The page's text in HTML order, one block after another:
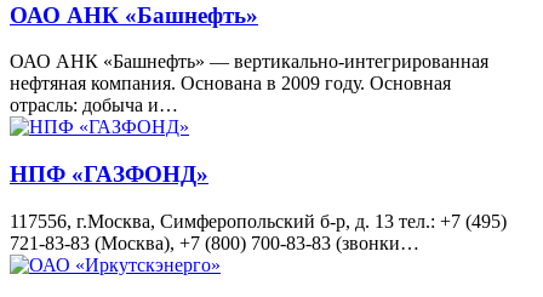
ОАО АНК «Башнефть»
ОАО АНК «Башнефть» — вертикально-интегрированная
нефтяная компания. Основана в 2009 году. Основная
отрасль: добыча и…
НПФ «ГАЗФОНД»
117556, г.Москва, Симферопольский б-р, д. 13 тел.: +7 (495)
721-83-83 (Москва), +7 (800) 700-83-83 (звонки…